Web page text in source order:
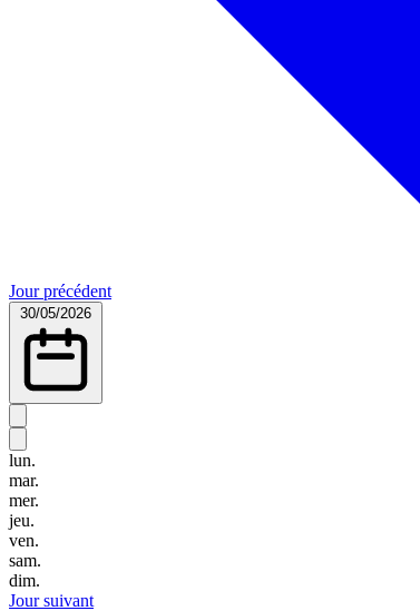
Jour précédent
30/05/2026
lun.
mar.
mer.
jeu.
ven.
sam.
dim.
Jour suivant